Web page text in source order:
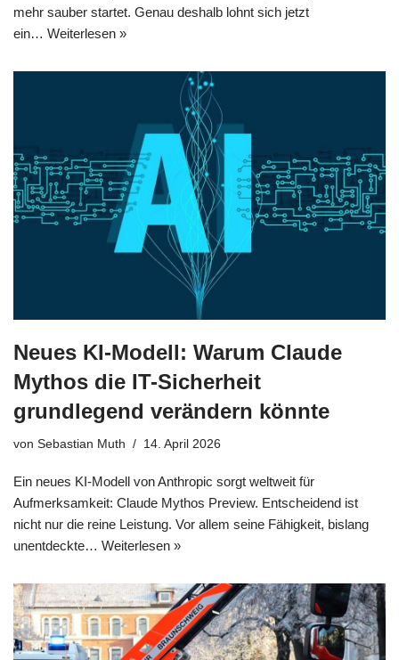
mehr sauber startet. Genau deshalb lohnt sich jetzt
ein… Weiterlesen »
Neues KI-Modell: Warum Claude
Mythos die IT-Sicherheit
grundlegend verändern könnte
von Sebastian Muth 14. April 2026
Ein neues KI-Modell von Anthropic sorgt weltweit für
Aufmerksamkeit: Claude Mythos Preview. Entscheidend ist
nicht nur die reine Leistung. Vor allem seine Fähigkeit, bislang
unentdeckte… Weiterlesen »